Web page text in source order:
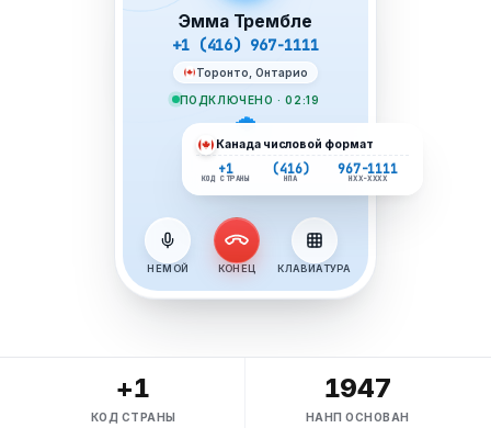
Эмма Трембле
+1 (416) 967-1111
Торонто, Онтарио
ПОДКЛЮЧЕНО · 02:19
НЕМОЙ КОНЕЦ КЛАВИАТУРА
Канадачисловой формат
+1
КОД СТРАНЫ
(416)
НПА
967-1111
НХХ-ХХХХ
+1
КОД СТРАНЫ
1947
НАНП ОСНОВАН